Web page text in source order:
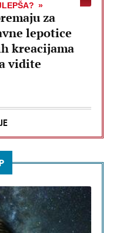
za
lepotice
kreacijama
vidite